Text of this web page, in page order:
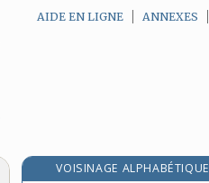
AIDE EN LIGNE ANNEXES
VOISINAGE ALPHABÉTIQUE
Xe, symb.